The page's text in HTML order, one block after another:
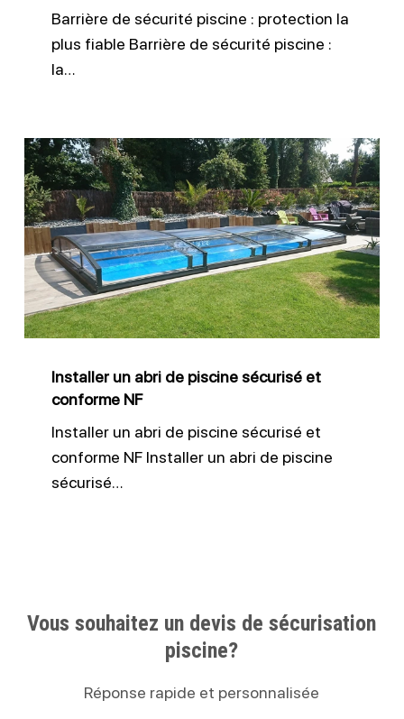
Barrière de sécurité piscine : protection la
plus fiable Barrière de sécurité piscine :
la…
Installer
un
abri
de
piscine
sécurisé
et
Installer un abri de piscine sécurisé et
conforme NF
Installer un abri de piscine sécurisé et
conforme NF Installer un abri de piscine
sécurisé…
Vous souhaitez un devis de sécurisation
piscine?
Réponse rapide et personnalisée